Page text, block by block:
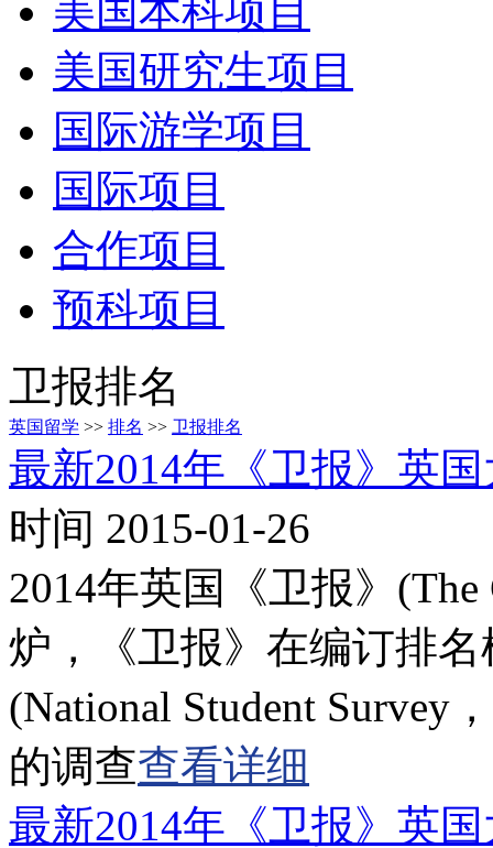
美国本科项目
美国研究生项目
国际游学项目
国际项目
合作项目
预科项目
卫报排名
英国留学 >> 排名 >> 卫报排名
最新2014年《卫报》英
时间 2015-01-26
2014年英国《卫报》
炉，《卫报》在编订排
(National Student Survey
的调查查看详细
最新2014年《卫报》英